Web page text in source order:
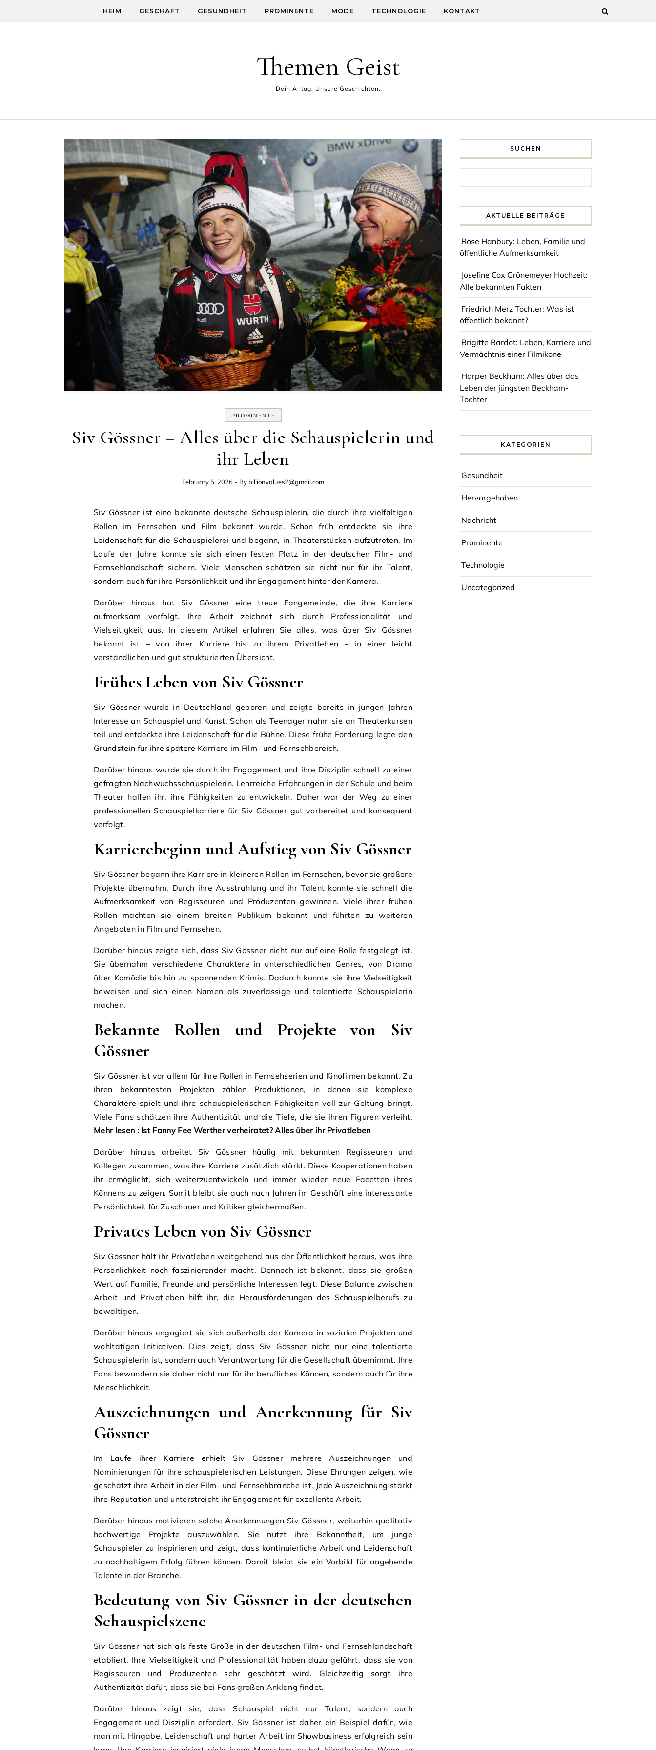
HEIM GESCHÄFT GESUNDHEIT PROMINENTE MODE TECHNOLOGIE KONTAKT
Themen Geist
Dein Alltag. Unsere Geschichten.
PROMINENTE
Siv Gössner – Alles über die Schauspielerin und
ihr Leben
February 5, 2026 - By billionvalues2@gmail.com
Siv Gössner ist eine bekannte deutsche Schauspielerin, die durch ihre vielfältigen
Rollen im Fernsehen und Film bekannt wurde. Schon früh entdeckte sie ihre
Leidenschaft für die Schauspielerei und begann, in Theaterstücken aufzutreten. Im
Laufe der Jahre konnte sie sich einen festen Platz in der deutschen Film- und
Fernsehlandschaft sichern. Viele Menschen schätzen sie nicht nur für ihr Talent,
sondern auch für ihre Persönlichkeit und ihr Engagement hinter der Kamera.
Darüber hinaus hat Siv Gössner eine treue Fangemeinde, die ihre Karriere
aufmerksam verfolgt. Ihre Arbeit zeichnet sich durch Professionalität und
Vielseitigkeit aus. In diesem Artikel erfahren Sie alles, was über Siv Gössner
bekannt ist – von ihrer Karriere bis zu ihrem Privatleben – in einer leicht
verständlichen und gut strukturierten Übersicht.
Frühes Leben von Siv Gössner
Siv Gössner wurde in Deutschland geboren und zeigte bereits in jungen Jahren
Interesse an Schauspiel und Kunst. Schon als Teenager nahm sie an Theaterkursen
teil und entdeckte ihre Leidenschaft für die Bühne. Diese frühe Förderung legte den
Grundstein für ihre spätere Karriere im Film- und Fernsehbereich.
Darüber hinaus wurde sie durch ihr Engagement und ihre Disziplin schnell zu einer
gefragten Nachwuchsschauspielerin. Lehrreiche Erfahrungen in der Schule und beim
Theater halfen ihr, ihre Fähigkeiten zu entwickeln. Daher war der Weg zu einer
professionellen Schauspielkarriere für Siv Gössner gut vorbereitet und konsequent
verfolgt.
Karrierebeginn und Aufstieg von Siv Gössner
Siv Gössner begann ihre Karriere in kleineren Rollen im Fernsehen, bevor sie größere
Projekte übernahm. Durch ihre Ausstrahlung und ihr Talent konnte sie schnell die
Aufmerksamkeit von Regisseuren und Produzenten gewinnen. Viele ihrer frühen
Rollen machten sie einem breiten Publikum bekannt und führten zu weiteren
Angeboten in Film und Fernsehen.
Darüber hinaus zeigte sich, dass Siv Gössner nicht nur auf eine Rolle festgelegt ist.
Sie übernahm verschiedene Charaktere in unterschiedlichen Genres, von Drama
über Komödie bis hin zu spannenden Krimis. Dadurch konnte sie ihre Vielseitigkeit
beweisen und sich einen Namen als zuverlässige und talentierte Schauspielerin
machen.
Bekannte Rollen und Projekte von Siv
Gössner
Siv Gössner ist vor allem für ihre Rollen in Fernsehserien und Kinofilmen bekannt. Zu
ihren bekanntesten Projekten zählen Produktionen, in denen sie komplexe
Charaktere spielt und ihre schauspielerischen Fähigkeiten voll zur Geltung bringt.
Viele Fans schätzen ihre Authentizität und die Tiefe, die sie ihren Figuren verleiht.
Mehr lesen : Ist Fanny Fee Werther verheiratet? Alles über ihr Privatleben
Darüber hinaus arbeitet Siv Gössner häufig mit bekannten Regisseuren und
Kollegen zusammen, was ihre Karriere zusätzlich stärkt. Diese Kooperationen haben
ihr ermöglicht, sich weiterzuentwickeln und immer wieder neue Facetten ihres
Könnens zu zeigen. Somit bleibt sie auch nach Jahren im Geschäft eine interessante
Persönlichkeit für Zuschauer und Kritiker gleichermaßen.
Privates Leben von Siv Gössner
Siv Gössner hält ihr Privatleben weitgehend aus der Öffentlichkeit heraus, was ihre
Persönlichkeit noch faszinierender macht. Dennoch ist bekannt, dass sie großen
Wert auf Familie, Freunde und persönliche Interessen legt. Diese Balance zwischen
Arbeit und Privatleben hilft ihr, die Herausforderungen des Schauspielberufs zu
bewältigen.
Darüber hinaus engagiert sie sich außerhalb der Kamera in sozialen Projekten und
wohltätigen Initiativen. Dies zeigt, dass Siv Gössner nicht nur eine talentierte
Schauspielerin ist, sondern auch Verantwortung für die Gesellschaft übernimmt. Ihre
Fans bewundern sie daher nicht nur für ihr berufliches Können, sondern auch für ihre
Menschlichkeit.
Auszeichnungen und Anerkennung für Siv
Gössner
Im Laufe ihrer Karriere erhielt Siv Gössner mehrere Auszeichnungen und
Nominierungen für ihre schauspielerischen Leistungen. Diese Ehrungen zeigen, wie
geschätzt ihre Arbeit in der Film- und Fernsehbranche ist. Jede Auszeichnung stärkt
ihre Reputation und unterstreicht ihr Engagement für exzellente Arbeit.
Darüber hinaus motivieren solche Anerkennungen Siv Gössner, weiterhin qualitativ
hochwertige Projekte auszuwählen. Sie nutzt ihre Bekanntheit, um junge
Schauspieler zu inspirieren und zeigt, dass kontinuierliche Arbeit und Leidenschaft
zu nachhaltigem Erfolg führen können. Damit bleibt sie ein Vorbild für angehende
Talente in der Branche.
Bedeutung von Siv Gössner in der deutschen
Schauspielszene
Siv Gössner hat sich als feste Größe in der deutschen Film- und Fernsehlandschaft
etabliert. Ihre Vielseitigkeit und Professionalität haben dazu geführt, dass sie von
Regisseuren und Produzenten sehr geschätzt wird. Gleichzeitig sorgt ihre
Authentizität dafür, dass sie bei Fans großen Anklang findet.
Darüber hinaus zeigt sie, dass Schauspiel nicht nur Talent, sondern auch
Engagement und Disziplin erfordert. Siv Gössner ist daher ein Beispiel dafür, wie
man mit Hingabe, Leidenschaft und harter Arbeit im Showbusiness erfolgreich sein
SUCHEN
AKTUELLE BEITRÄGE
Rose Hanbury: Leben, Familie und
öffentliche Aufmerksamkeit
Josefine Cox Grönemeyer Hochzeit:
Alle bekannten Fakten
Friedrich Merz Tochter: Was ist
öffentlich bekannt?
Brigitte Bardot: Leben, Karriere und
Vermächtnis einer Filmikone
Harper Beckham: Alles über das
Leben der jüngsten Beckham-
Tochter
KATEGORIEN
Gesundheit
Hervorgehoben
Nachricht
Prominente
Technologie
Uncategorized